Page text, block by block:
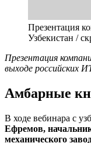
Презентация
Узбекистан /
Презентация
выходе российских
Амбарные
В ходе вебинара с
Ефремов,
механического